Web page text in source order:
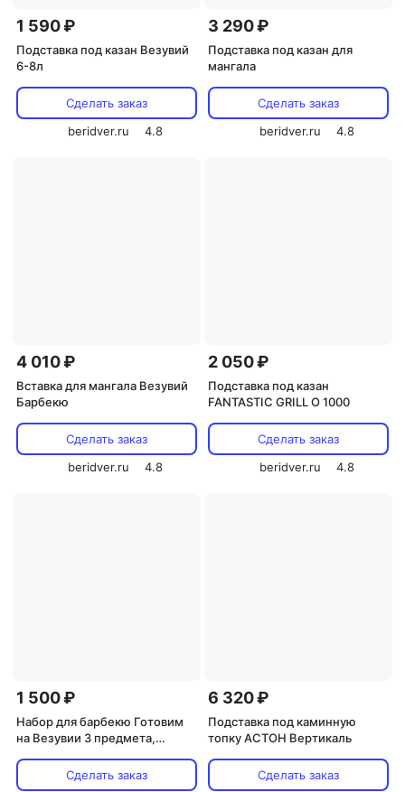
1 590 ₽
Подставка под казан Везувий
6-8л
Сделать заказ
beridver.ru
4.8
3 290 ₽
Подставка под казан для
мангала
Сделать заказ
beridver.ru
4.8
4 010 ₽
Вставка для мангала Везувий
Барбекю
Сделать заказ
beridver.ru
4.8
2 050 ₽
Подставка под казан
FANTASTIC GRILL O 1000
Сделать заказ
beridver.ru
4.8
1 500 ₽
Набор для барбекю Готовим
на Везувии 3 предмета,
Сделать заказ
6 320 ₽
Подставка под каминную
топку АСТОН Вертикаль
Сделать заказ